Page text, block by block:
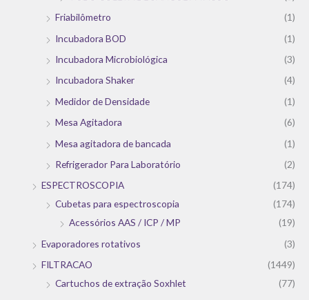
Friabilômetro
(1)
Incubadora BOD
(1)
Incubadora Microbiológica
(3)
Incubadora Shaker
(4)
Medidor de Densidade
(1)
Mesa Agitadora
(6)
Mesa agitadora de bancada
(1)
Refrigerador Para Laboratório
(2)
ESPECTROSCOPIA
(174)
Cubetas para espectroscopia
(174)
Acessórios AAS / ICP / MP
(19)
Evaporadores rotativos
(3)
FILTRACAO
(1449)
Cartuchos de extração Soxhlet
(77)